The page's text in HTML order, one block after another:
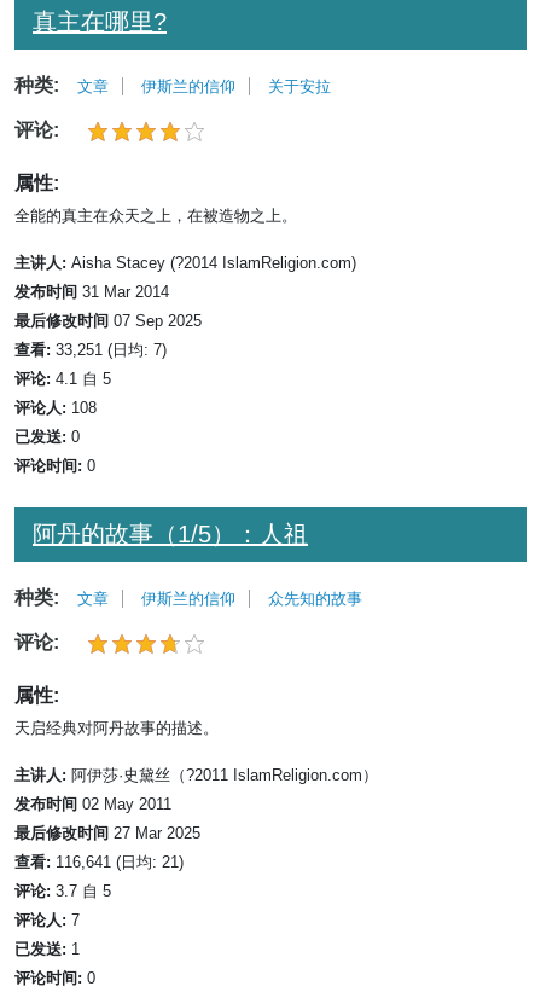
真主在哪里?
种类: 文章 伊斯兰的信仰 关于安拉
评论:
属性:
全能的真主在众天之上，在被造物之上。
主讲人: Aisha Stacey (?2014 IslamReligion.com)
发布时间 31 Mar 2014
最后修改时间 07 Sep 2025
查看: 33,251 (日均: 7)
评论: 4.1 自 5
评论人: 108
已发送: 0
评论时间: 0
阿丹的故事（1/5）：人祖
种类: 文章 伊斯兰的信仰 众先知的故事
评论:
属性:
天启经典对阿丹故事的描述。
主讲人: 阿伊莎·史黛丝（?2011 IslamReligion.com）
发布时间 02 May 2011
最后修改时间 27 Mar 2025
查看: 116,641 (日均: 21)
评论: 3.7 自 5
评论人: 7
已发送: 1
评论时间: 0